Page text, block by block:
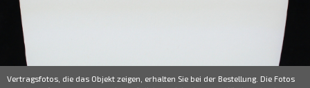
Vertragsfotos, die das Objekt zeigen, erhalten Sie bei der Bestellung. Die Fotos